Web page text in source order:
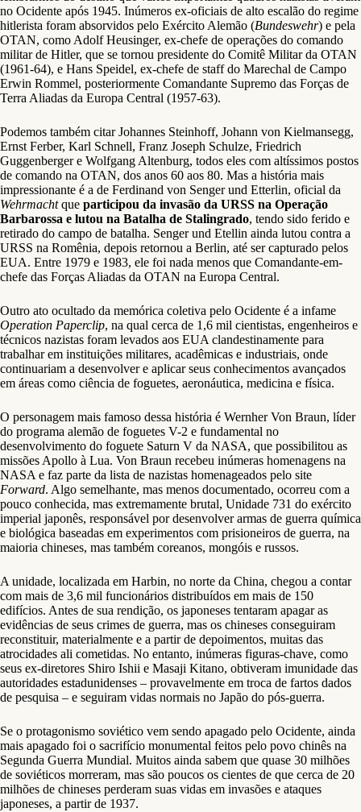
no Ocidente após 1945. Inúmeros ex-oficiais de alto escalão do regime
hitlerista foram absorvidos pelo Exército Alemão (Bundeswehr) e pela
OTAN, como Adolf Heusinger, ex-chefe de operações do comando
militar de Hitler, que se tornou presidente do Comitê Militar da OTAN
(1961-64), e Hans Speidel, ex-chefe de staff do Marechal de Campo
Erwin Rommel, posteriormente Comandante Supremo das Forças de
Terra Aliadas da Europa Central (1957-63).
Podemos também citar Johannes Steinhoff, Johann von Kielmansegg,
Ernst Ferber, Karl Schnell, Franz Joseph Schulze, Friedrich
Guggenberger e Wolfgang Altenburg, todos eles com altíssimos postos
de comando na OTAN, dos anos 60 aos 80. Mas a história mais
impressionante é a de Ferdinand von Senger und Etterlin, oficial da
Wehrmachtque participou da invasão da URSS na Operação
Barbarossa e lutou na Batalha de Stalingrado, tendo sido ferido e
retirado do campo de batalha. Senger und Etellin ainda lutou contra a
URSS na Romênia, depois retornou a Berlin, até ser capturado pelos
EUA. Entre 1979 e 1983, ele foi nada menos que Comandante-em-
chefe das Forças Aliadas da OTAN na Europa Central.
Outro ato ocultado da memórica coletiva pelo Ocidente é a infame
Operation Paperclip, na qual cerca de 1,6 mil cientistas, engenheiros e
técnicos nazistas foram levados aos EUA clandestinamente para
trabalhar em instituições militares, acadêmicas e industriais, onde
continuariam a desenvolver e aplicar seus conhecimentos avançados
em áreas como ciência de foguetes, aeronáutica, medicina e física.
O personagem mais famoso dessa história é Wernher Von Braun, líder
do programa alemão de foguetes V-2 e fundamental no
desenvolvimento do foguete Saturn V da NASA, que possibilitou as
missões Apollo à Lua. Von Braun recebeu inúmeras homenagens na
NASA e faz parte da lista de nazistas homenageados pelo site
Forward. Algo semelhante, mas menos documentado, ocorreu com a
pouco conhecida, mas extremamente brutal, Unidade 731 do exército
imperial japonês, responsável por desenvolver armas de guerra química
e biológica baseadas em experimentos com prisioneiros de guerra, na
maioria chineses, mas também coreanos, mongóis e russos.
A unidade, localizada em Harbin, no norte da China, chegou a contar
com mais de 3,6 mil funcionários distribuídos em mais de 150
edifícios. Antes de sua rendição, os japoneses tentaram apagar as
evidências de seus crimes de guerra, mas os chineses conseguiram
reconstituir, materialmente e a partir de depoimentos, muitas das
atrocidades ali cometidas. No entanto, inúmeras figuras-chave, como
seus ex-diretores Shiro Ishii e Masaji Kitano, obtiveram imunidade das
autoridades estadunidenses – provavelmente em troca de fartos dados
de pesquisa – e seguiram vidas normais no Japão do pós-guerra.
Se o protagonismo soviético vem sendo apagado pelo Ocidente, ainda
mais apagado foi o sacrifício monumental feitos pelo povo chinês na
Segunda Guerra Mundial. Muitos ainda sabem que quase 30 milhões
de soviéticos morreram, mas são poucos os cientes de que cerca de 20
milhões de chineses perderam suas vidas em invasões e ataques
japoneses, a partir de 1937.